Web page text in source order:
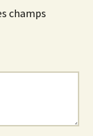
champs